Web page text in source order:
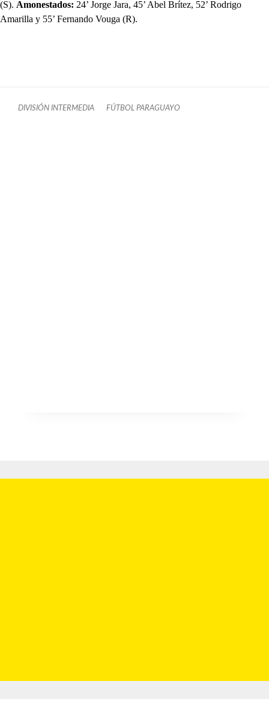
(S). Amonestados: 24’ Jorge Jara, 45’ Abel Brítez, 52’ Rodrigo
Amarilla y 55’ Fernando Vouga (R).
DIVISIÓN INTERMEDIA FÚTBOL PARAGUAYO